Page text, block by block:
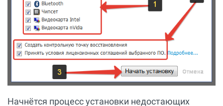
Начнётся процесс установки недостающих